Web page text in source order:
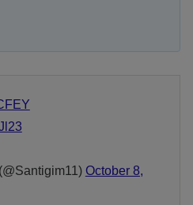
October 8,